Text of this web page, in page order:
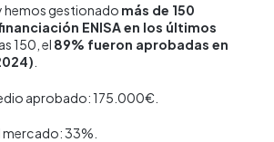
hemos gestionado más de 150
ENISA en los últimos
150, el 89% fueron aprobadas en
aprobado: 175.000€.
mercado: 33%.